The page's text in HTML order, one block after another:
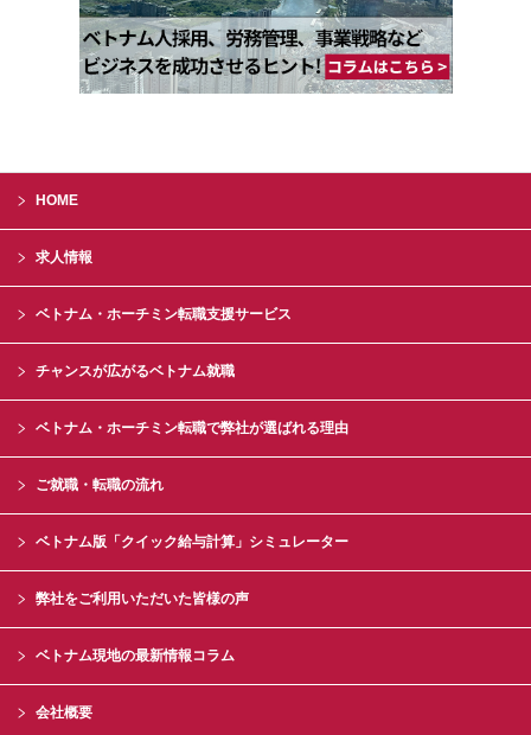
HOME
求人情報
ベトナム・ホーチミン転職支援サービス
チャンスが広がるベトナム就職
ベトナム・ホーチミン転職で弊社が選ばれる理由
ご就職・転職の流れ
ベトナム版「クイック給与計算」シミュレーター
弊社をご利用いただいた皆様の声
ベトナム現地の最新情報コラム
会社概要